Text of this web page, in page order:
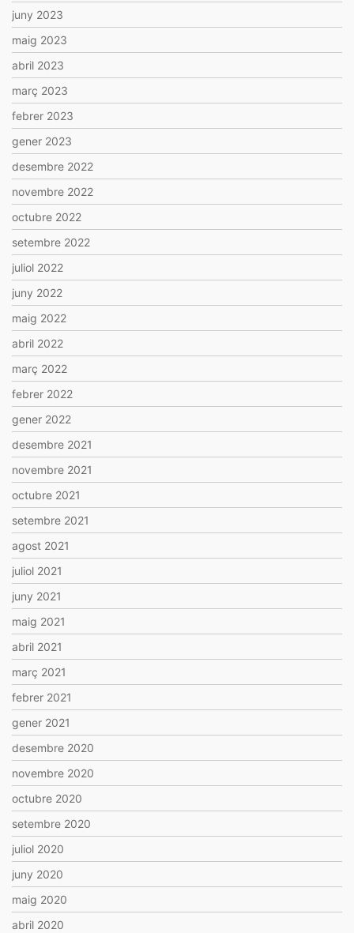
juny 2023
maig 2023
abril 2023
març 2023
febrer 2023
gener 2023
desembre 2022
novembre 2022
octubre 2022
setembre 2022
juliol 2022
juny 2022
maig 2022
abril 2022
març 2022
febrer 2022
gener 2022
desembre 2021
novembre 2021
octubre 2021
setembre 2021
agost 2021
juliol 2021
juny 2021
maig 2021
abril 2021
març 2021
febrer 2021
gener 2021
desembre 2020
novembre 2020
octubre 2020
setembre 2020
juliol 2020
juny 2020
maig 2020
abril 2020